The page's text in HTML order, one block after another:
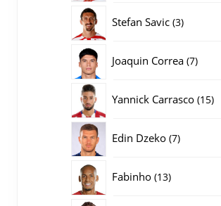
Stefan Savic 33
Joaquin Correa 77
Yannick Carrasco 1515
Edin Dzeko 77
Fabinho 1313